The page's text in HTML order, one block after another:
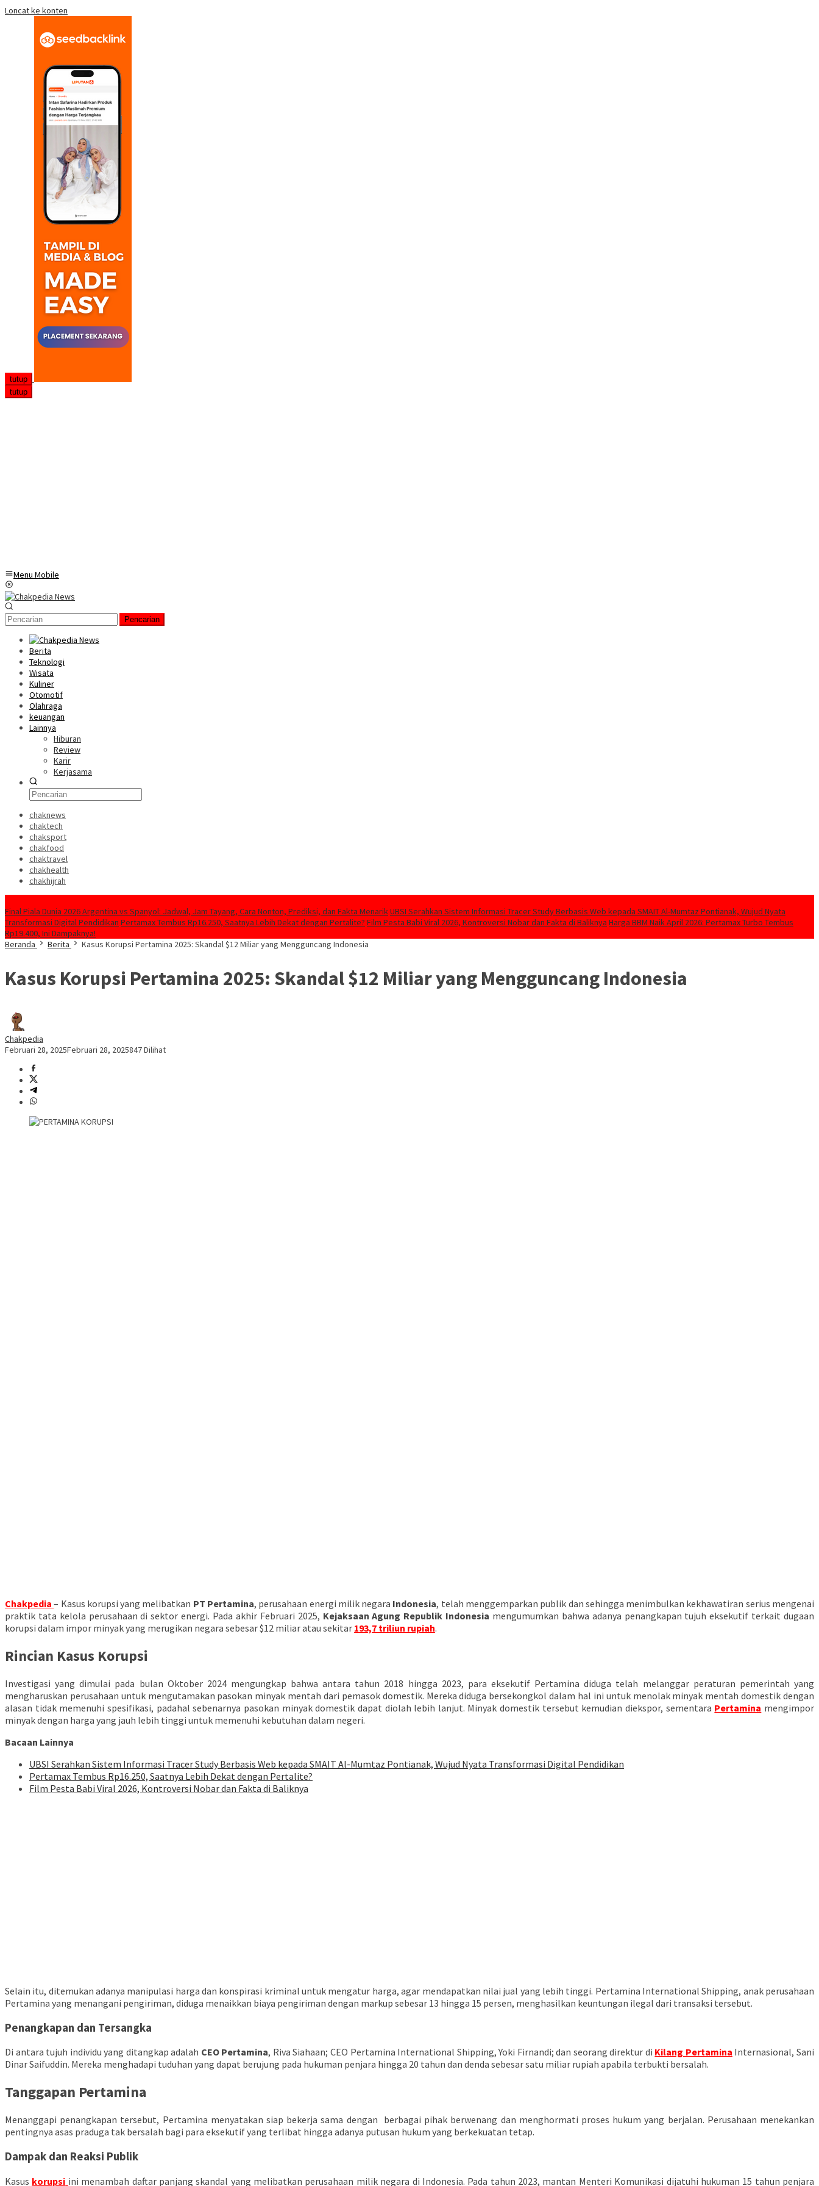
Loncat ke konten
tutup
tutup
Menu Mobile
Pencarian
Berita
Teknologi
Wisata
Kuliner
Otomotif
Olahraga
keuangan
Lainnya
Hiburan
Review
Karir
Kerjasama
chaknews
chaktech
chaksport
chakfood
chaktravel
chakhealth
chakhijrah
Final Piala Dunia 2026 Argentina vs Spanyol: Jadwal, Jam Tayang, Cara Nonton, Prediksi, dan Fakta MenarikUBSI Serahkan Sistem Informasi Tracer Study Berbasis Web kepada SMAIT Al-Mumtaz Pontianak, Wujud Nyata
Transformasi Digital Pendidikan Pertamax Tembus Rp16.250, Saatnya Lebih Dekat dengan Pertalite? Film Pesta Babi Viral 2026, Kontroversi Nobar dan Fakta di Baliknya Harga BBM Naik April 2026: Pertamax Turbo Tembus
Rp19.400, Ini Dampaknya!
Beranda
Berita Kasus Korupsi Pertamina 2025: Skandal $12 Miliar yang Mengguncang Indonesia
Kasus Korupsi Pertamina 2025: Skandal $12 Miliar yang Mengguncang Indonesia
Chakpedia
Februari 28, 2025Februari 28, 2025847 Dilihat
Chakpedia – Kasus korupsi yang melibatkan PT Pertamina, perusahaan energi milik negara Indonesia, telah menggemparkan publik dan sehingga menimbulkan kekhawatiran serius mengenai
praktik tata kelola perusahaan di sektor energi. Pada akhir Februari 2025, Kejaksaan Agung Republik Indonesia mengumumkan bahwa adanya penangkapan tujuh eksekutif terkait dugaan
korupsi dalam impor minyak yang merugikan negara sebesar $12 miliar atau sekitar 193,7 triliun rupiah.
Rincian Kasus Korupsi
Investigasi yang dimulai pada bulan Oktober 2024 mengungkap bahwa antara tahun 2018 hingga 2023, para eksekutif Pertamina diduga telah melanggar peraturan pemerintah yang
mengharuskan perusahaan untuk mengutamakan pasokan minyak mentah dari pemasok domestik. Mereka diduga bersekongkol dalam hal ini untuk menolak minyak mentah domestik dengan
alasan tidak memenuhi spesifikasi, padahal sebenarnya pasokan minyak domestik dapat diolah lebih lanjut. Minyak domestik tersebut kemudian diekspor, sementara Pertamina mengimpor
minyak dengan harga yang jauh lebih tinggi untuk memenuhi kebutuhan dalam negeri.
Bacaan Lainnya
UBSI Serahkan Sistem Informasi Tracer Study Berbasis Web kepada SMAIT Al-Mumtaz Pontianak, Wujud Nyata Transformasi Digital Pendidikan
Pertamax Tembus Rp16.250, Saatnya Lebih Dekat dengan Pertalite?
Film Pesta Babi Viral 2026, Kontroversi Nobar dan Fakta di Baliknya
Selain itu, ditemukan adanya manipulasi harga dan konspirasi kriminal untuk mengatur harga, agar mendapatkan nilai jual yang lebih tinggi. Pertamina International Shipping, anak perusahaan
Pertamina yang menangani pengiriman, diduga menaikkan biaya pengiriman dengan markup sebesar 13 hingga 15 persen, menghasilkan keuntungan ilegal dari transaksi tersebut.
Penangkapan dan Tersangka
Di antara tujuh individu yang ditangkap adalah CEO Pertamina, Riva Siahaan; CEO Pertamina International Shipping, Yoki Firnandi; dan seorang direktur di Kilang Pertamina Internasional, Sani
Dinar Saifuddin. Mereka menghadapi tuduhan yang dapat berujung pada hukuman penjara hingga 20 tahun dan denda sebesar satu miliar rupiah apabila terbukti bersalah.
Tanggapan Pertamina
Menanggapi penangkapan tersebut, Pertamina menyatakan siap bekerja sama dengan berbagai pihak berwenang dan menghormati proses hukum yang berjalan. Perusahaan menekankan
pentingnya asas praduga tak bersalah bagi para eksekutif yang terlibat hingga adanya putusan hukum yang berkekuatan tetap.
Dampak dan Reaksi Publik
Kasus korupsi ini menambah daftar panjang skandal yang melibatkan perusahaan milik negara di Indonesia. Pada tahun 2023, mantan Menteri Komunikasi dijatuhi hukuman 15 tahun penjara